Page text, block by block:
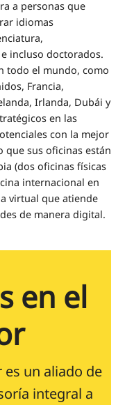
a personas que
idiomas
incluso doctorados.
todo el mundo, como
Francia,
Irlanda, Dubái y
en las
con la mejor
que sus oficinas están
(dos oficinas físicas
internacional en
virtual que atiende
de manera digital.
en el
es un aliado de
integral a